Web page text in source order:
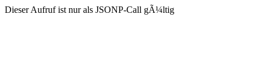
Dieser Aufruf ist nur als JSONP-Call gÃ¼ltig